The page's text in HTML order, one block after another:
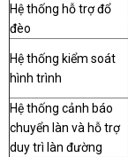
Hệ thống hỗ trợ đổ
đèo
Hệ thống kiểm soát
hình trình
Hệ thống cảnh báo
chuyển làn và hỗ trợ
duy trì làn đường